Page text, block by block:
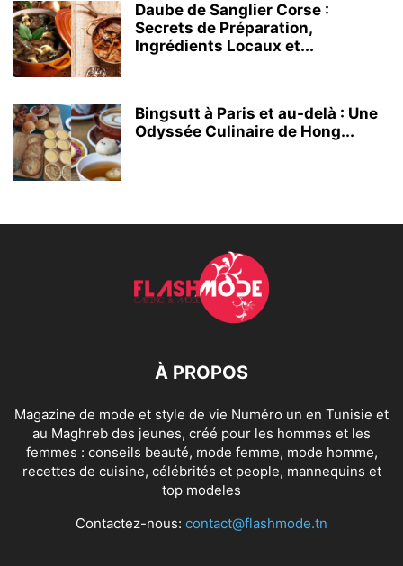
Daube de Sanglier Corse :
Secrets de Préparation,
Ingrédients Locaux et...
Bingsutt à Paris et au-delà : Une
Odyssée Culinaire de Hong...
À PROPOS
Magazine de mode et style de vie Numéro un en Tunisie et
au Maghreb des jeunes, créé pour les hommes et les
femmes : conseils beauté, mode femme, mode homme,
recettes de cuisine, célébrités et people, mannequins et
top modeles
Contactez-nous: contact@flashmode.tn